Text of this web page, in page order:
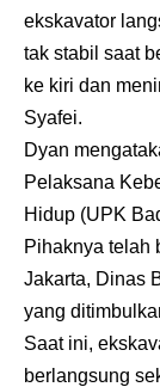
ekskavator
tak stabil saat
ke kiri dan
Syafei.
Dyan
Pelaksana
Hidup (UPK
Pihaknya telah
Jakarta, Dinas
yang
Saat ini,
berlangsung